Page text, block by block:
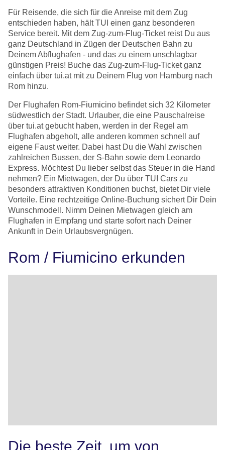
Für Reisende, die sich für die Anreise mit dem Zug
entschieden haben, hält TUI einen ganz besonderen
Service bereit. Mit dem Zug-zum-Flug-Ticket reist Du aus
ganz Deutschland in Zügen der Deutschen Bahn zu
Deinem Abflughafen - und das zu einem unschlagbar
günstigen Preis! Buche das Zug-zum-Flug-Ticket ganz
einfach über tui.at mit zu Deinem Flug von Hamburg nach
Rom hinzu.
Der Flughafen Rom-Fiumicino befindet sich 32 Kilometer
südwestlich der Stadt. Urlauber, die eine Pauschalreise
über tui.at gebucht haben, werden in der Regel am
Flughafen abgeholt, alle anderen kommen schnell auf
eigene Faust weiter. Dabei hast Du die Wahl zwischen
zahlreichen Bussen, der S-Bahn sowie dem Leonardo
Express. Möchtest Du lieber selbst das Steuer in die Hand
nehmen? Ein Mietwagen, der Du über TUI Cars zu
besonders attraktiven Konditionen buchst, bietet Dir viele
Vorteile. Eine rechtzeitige Online-Buchung sichert Dir Dein
Wunschmodell. Nimm Deinen Mietwagen gleich am
Flughafen in Empfang und starte sofort nach Deiner
Ankunft in Dein Urlaubsvergnügen.
Rom / Fiumicino erkunden
Die beste Zeit, um von